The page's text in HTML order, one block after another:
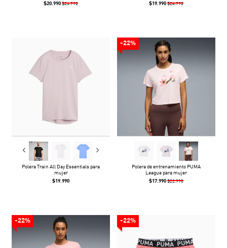
$20.990 $26.990
$19.990 $24.990
Polera Train All Day Essentials para
mujer
$19.990
-22%
Polera de entrenamiento PUMA
League para mujer
$17.990 $22.990
-22% -22%